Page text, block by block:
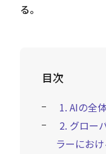
る。
目次
1. AIの全
2. グロー
ラーにお